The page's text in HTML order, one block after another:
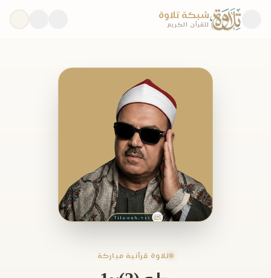
شبكة تلاوة
للقرآن الكريم
تلاوة قرآنية مباركة